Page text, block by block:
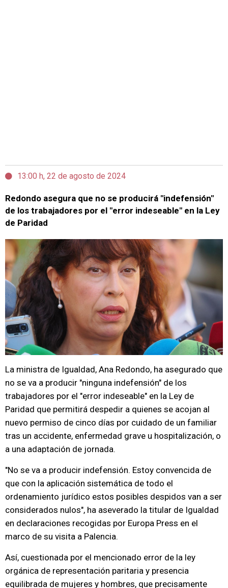
13:00 h, 22 de agosto de 2024
Redondo asegura que no se producirá "indefensión"
de los trabajadores por el "error indeseable" en la Ley
de Paridad
La ministra de Igualdad, Ana Redondo, ha asegurado que
no se va a producir "ninguna indefensión" de los
trabajadores por el "error indeseable" en la Ley de
Paridad que permitirá despedir a quienes se acojan al
nuevo permiso de cinco días por cuidado de un familiar
tras un accidente, enfermedad grave u hospitalización, o
a una adaptación de jornada.
"No se va a producir indefensión. Estoy convencida de
que con la aplicación sistemática de todo el
ordenamiento jurídico estos posibles despidos van a ser
considerados nulos", ha aseverado la titular de Igualdad
en declaraciones recogidas por Europa Press en el
marco de su visita a Palencia.
Así, cuestionada por el mencionado error de la ley
orgánica de representación paritaria y presencia
equilibrada de mujeres y hombres, que precisamente